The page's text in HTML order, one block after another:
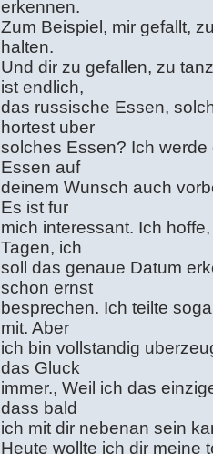
erkennen.
Zum Beispiel, mir gefallt,
halten.
Und dir zu gefallen, zu
ist endlich,
das russische Essen,
hortest uber
solches Essen? Ich
Essen auf
deinem Wunsch auch
Es ist fur
mich interessant. Ich
Tagen, ich
soll das genaue Datum
schon ernst
besprechen. Ich teilte
mit. Aber
ich bin vollstandig
das Gluck
immer., Weil ich das
dass bald
ich mit dir nebenan sein
Heute wollte ich dir meine